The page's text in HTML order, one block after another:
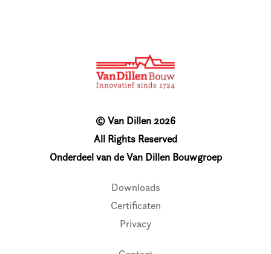
© Van Dillen 2026
All Rights Reserved
Onderdeel van de Van Dillen Bouwgroep
Downloads
Certificaten
Privacy